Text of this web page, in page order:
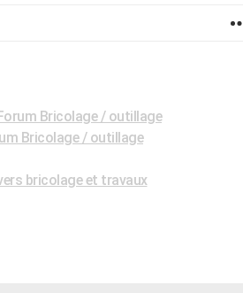
Bricolage / outillage
Bricolage / outillage
bricolage et travaux